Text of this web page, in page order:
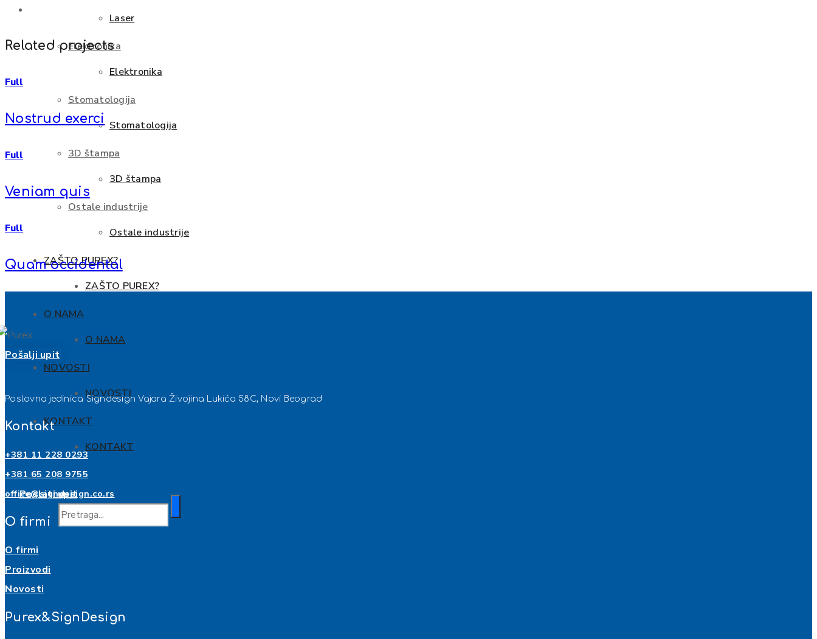
Elektronika
Stomatologija
3D štampa
Ostale industrije
ZAŠTO PUREX?
O NAMA
NOVOSTI
KONTAKT
Poslati upit
Laser
Elektronika
Stomatologija
3D štampa
Ostale industrije
ZAŠTO PUREX?
O NAMA
NOVOSTI
KONTAKT
Related projects
Full
Nostrud exerci
Full
Veniam quis
Full
Quam occidental
Pošalji upit
Poslovna jedinica Signdesign Vajara Živojina Lukića 58C, Novi Beograd
Kontakt
+381 11 228 0293
+381 65 208 9755
office@signdesign.co.rs
O firmi
O firmi
Proizvodi
Novosti
Purex&SignDesign